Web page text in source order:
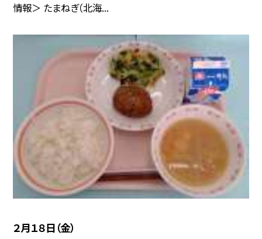
情報＞ たまねぎ（北海...
２月１８日（金）